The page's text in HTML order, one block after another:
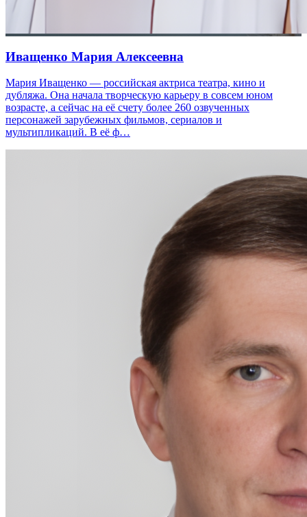
Иващенко Мария Алексеевна
Мария Иващенко — российская актриса театра, кино и
дубляжа. Она начала творческую карьеру в совсем юном
возрасте, а сейчас на её счету более 260 озвученных
персонажей зарубежных фильмов, сериалов и
мультипликаций. В её ф…